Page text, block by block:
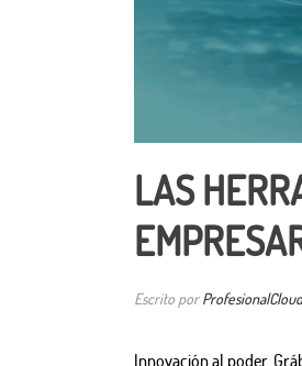
LAS
Escrito porProfesionalCloud
Innovación al poder.